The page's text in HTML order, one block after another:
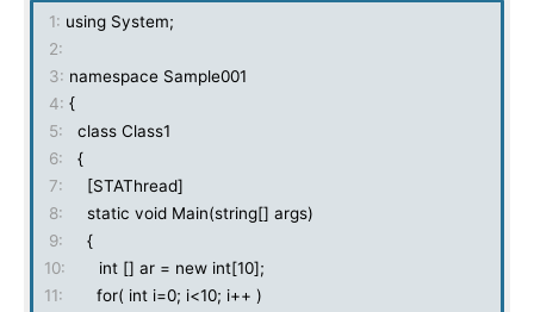
1: using System;
2:
3: namespace Sample001
4: {
5:
class Class1
6:
{
7:
[STAThread]
8:
static void Main(string[] args)
9:
{
10:
int [] ar = new int[10];
11:
for( int i=0; i<10; i++ )